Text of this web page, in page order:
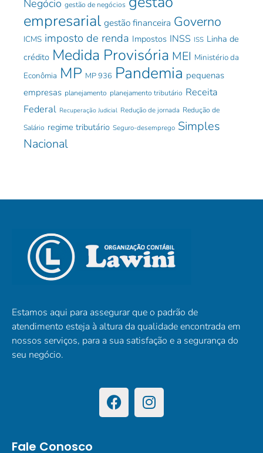
Negócio gestão de negócios
empresarial gestão financeira Governo
ICMS imposto de renda Impostos INSS ISS Linha de
crédito Medida Provisória MEI Ministério da
Econômia MP MP 936 Pandemia pequenas
empresas planejamento planejamento tributário Receita
Federal Recuperação Judicial Redução de jornada Redução de
Salário regime tributário Seguro-desemprego Simples
Nacional
Estamos aqui para assegurar que o padrão de
atendimento esteja à altura da qualidade encontrada em
nossos serviços, para a sua satisfação e a segurança do
seu negócio.
Fale Conosco